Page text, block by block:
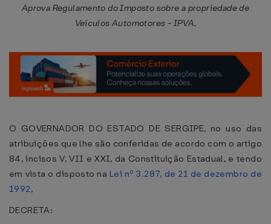
Aprova Regulamento do Imposto sobre a propriedade de
Veículos Automotores - IPVA.
O GOVERNADOR DO ESTADO DE SERGIPE, no uso das
atribuições que lhe são conferidas de acordo com o artigo
84, incisos V, VII e XXI, da Constituição Estadual, e tendo
em vista o disposto na Lei nº 3.287, de 21 de dezembro de
1992,
DECRETA: